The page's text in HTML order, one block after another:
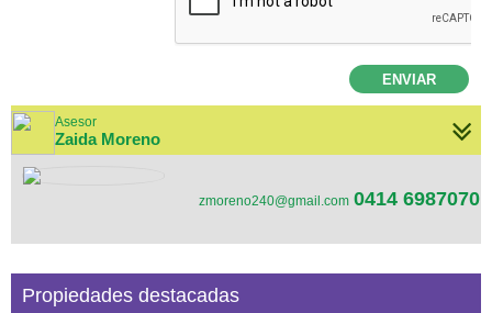
ENVIAR
Asesor
Zaida Moreno
zmoreno240@gmail.com 0414 6987070
Propiedades destacadas